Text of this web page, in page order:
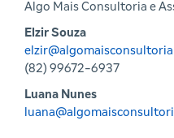
Algo Mais Consultoria e
Elzir Souza
(82) 99672-6937
Luana Nunes